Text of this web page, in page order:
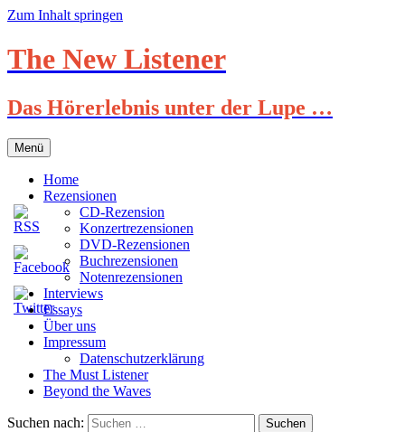
Zum Inhalt springen
The New Listener
Das Hörerlebnis unter der Lupe …
Menü
Home
Rezensionen
CD-Rezension
Konzertrezensionen
DVD-Rezensionen
Buchrezensionen
Notenrezensionen
Interviews
Essays
Über uns
Impressum
Datenschutzerklärung
The Must Listener
Beyond the Waves
Suchen nach: